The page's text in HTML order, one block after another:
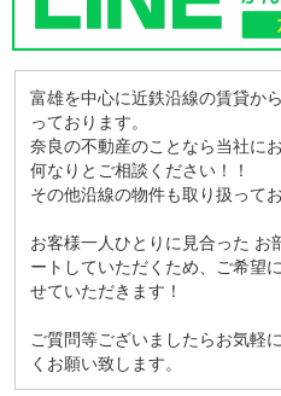
富雄を中心に近鉄沿線の賃貸か
っております。
奈良の不動産のことなら当社にお
何なりとご相談ください！！
その他沿線の物件も取り扱ってお
お客様一人ひとりに見合った お
ートしていただくため、ご希望
せていただきます！
ご質問等ございましたらお気軽
くお願い致します。